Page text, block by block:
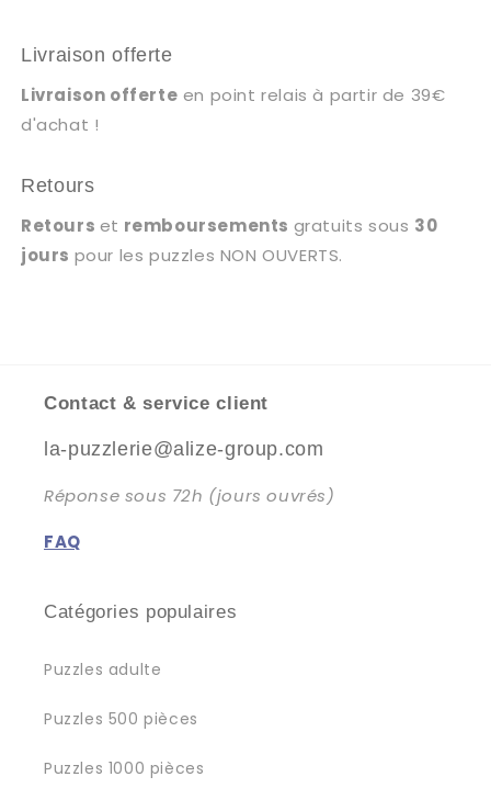
Livraison offerte
Livraison offerte en point relais à partir de 39€
d'achat !
Retours
Retours et remboursements gratuits sous 30
jours pour les puzzles NON OUVERTS.
Contact & service client
la-puzzlerie@alize-group.com
Réponse sous 72h (jours ouvrés)
FAQ
Catégories populaires
Puzzles adulte
Puzzles 500 pièces
Puzzles 1000 pièces